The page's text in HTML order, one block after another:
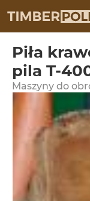
Piła
pila T-
Maszyny do